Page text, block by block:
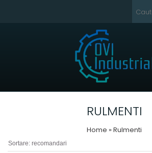
RULMENTI
Home » Rulmenti